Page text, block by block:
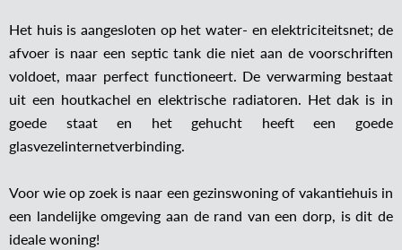
Het huis is aangesloten op het water- en elektriciteitsnet; de
afvoer is naar een septic tank die niet aan de voorschriften
voldoet, maar perfect functioneert. De verwarming bestaat
uit een houtkachel en elektrische radiatoren. Het dak is in
goede staat en het gehucht heeft een goede
glasvezelinternetverbinding.
Voor wie op zoek is naar een gezinswoning of vakantiehuis in
een landelijke omgeving aan de rand van een dorp, is dit de
ideale woning!